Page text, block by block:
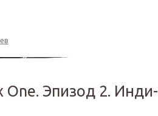
Эпизод 2. Инди-